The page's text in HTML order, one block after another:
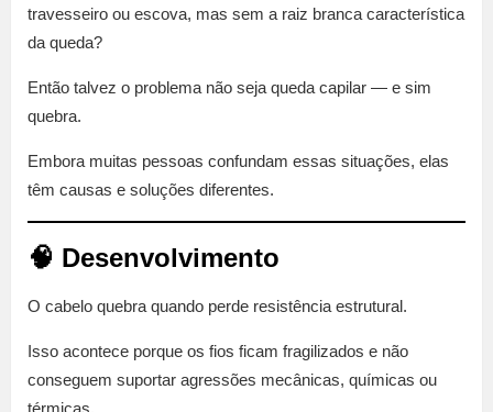
travesseiro ou escova, mas sem a raiz branca característica
da queda?
Então talvez o problema não seja queda capilar — e sim
quebra.
Embora muitas pessoas confundam essas situações, elas
têm causas e soluções diferentes.
🧠 Desenvolvimento
O cabelo quebra quando perde resistência estrutural.
Isso acontece porque os fios ficam fragilizados e não
conseguem suportar agressões mecânicas, químicas ou